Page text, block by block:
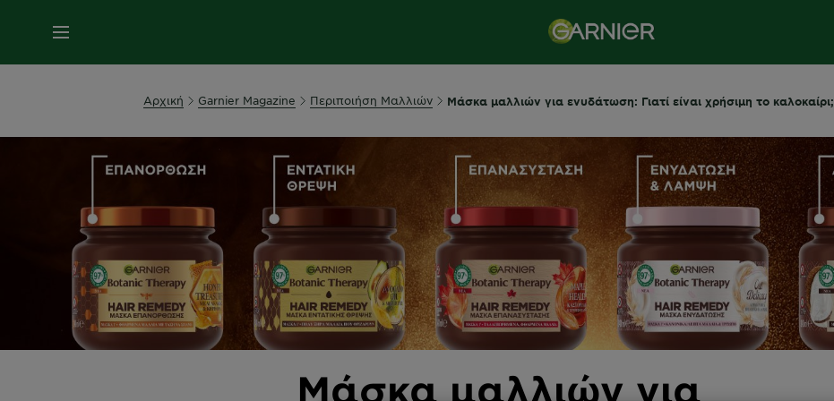
MENU
Αρχική Garnier Magazine Περιποιήση Μαλλιών Μάσκα μαλλιών για ενυδάτωση: Γιατί είναι χρήσιμη το καλοκαίρι;
Μάσκα μαλλιών για